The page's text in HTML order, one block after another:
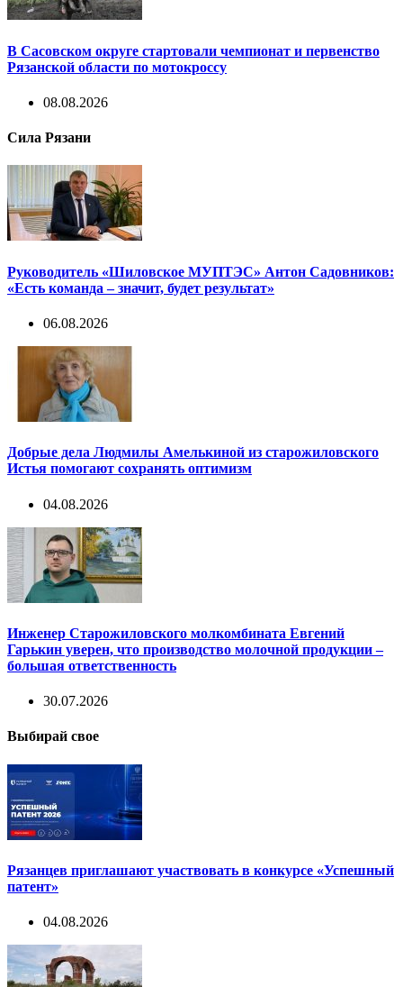
В Сасовском округе стартовали чемпионат и первенство
Рязанской области по мотокроссу
08.08.2026
Сила Рязани
Руководитель «Шиловское МУПТЭС» Антон Садовников:
«Есть команда – значит, будет результат»
06.08.2026
Добрые дела Людмилы Амелькиной из старожиловского
Истья помогают сохранять оптимизм
04.08.2026
Инженер Старожиловского молкомбината Евгений
Гарькин уверен, что производство молочной продукции –
большая ответственность
30.07.2026
Выбирай свое
Рязанцев приглашают участвовать в конкурсе «Успешный
патент»
04.08.2026